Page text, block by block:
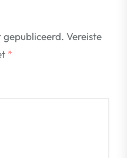
Vereiste
*